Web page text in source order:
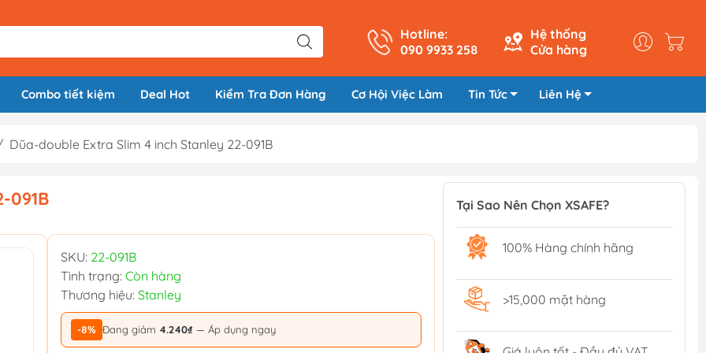
Hotline:
090 9933 258
Hệ thống
Cửa hàng
Combo tiết kiệm Deal Hot Kiểm Tra Đơn Hàng Cơ Hội Việc Làm Tin Tức Liên Hệ
Dũa-double Extra Slim 4 inch Stanley 22-091B
091B
SKU: 22-091B
Tình trạng: Còn hàng
Thương hiệu: Stanley
-8% Đang giảm 4.240₫ — Áp dụng ngay
Tại Sao Nên Chọn XSAFE?
100% Hàng chính hãng
>15,000 mặt hàng